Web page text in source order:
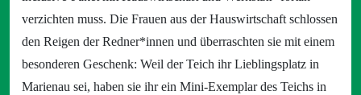
verzichten muss. Die Frauen aus der Hauswirtschaft schlossen
den Reigen der Redner*innen und überraschten sie mit einem
besonderen Geschenk: Weil der Teich ihr Lieblingsplatz in
Marienau sei, haben sie ihr ein Mini-Exemplar des Teichs in